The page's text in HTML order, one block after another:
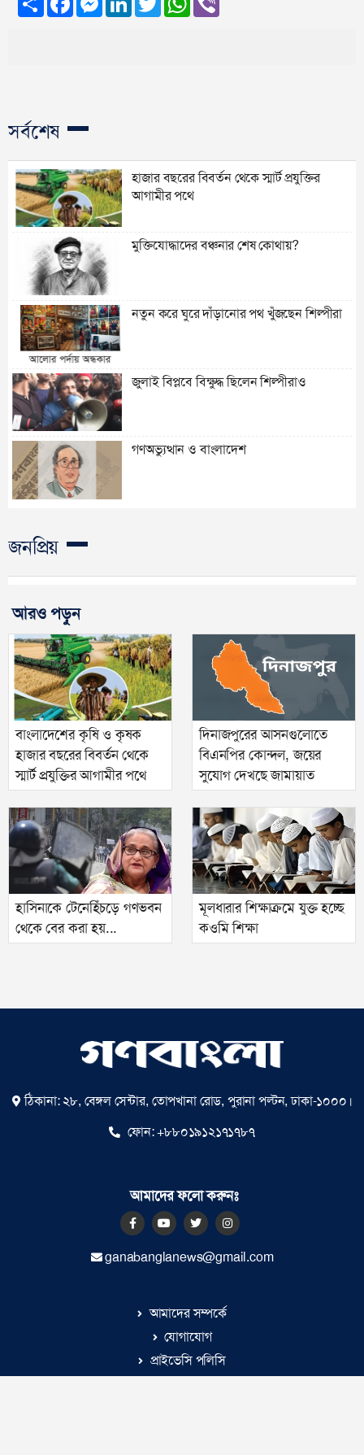
সর্বশেষ
হাজার বছরের বিবর্তন থেকে স্মার্ট প্রযুক্তির
আগামীর পথে
মুক্তিযোদ্ধাদের বঞ্চনার শেষ কোথায়?
নতুন করে ঘুরে দাঁড়ানোর পথ খুঁজছেন শিল্পীরা
জুলাই বিপ্লবে বিক্ষুদ্ধ ছিলেন শিল্পীরাও
গণঅভ্যুত্থান ও বাংলাদেশ
জনপ্রিয়
আরও পড়ুন
বাংলাদেশের কৃষি ও কৃষক
হাজার বছরের বিবর্তন থেকে
স্মার্ট প্রযুক্তির আগামীর পথে
দিনাজপুরের আসনগুলোতে
বিএনপির কোন্দল, জয়ের
সুযোগ দেখছে জামায়াত
হাসিনাকে টেনেহিঁচড়ে গণভবন
থেকে বের করা হয়...
মূলধারার শিক্ষাক্রমে যুক্ত হচ্ছে
কওমি শিক্ষা
ঠিকানা: ২৮, বেঙ্গল সেন্টার, তোপখানা রোড, পুরানা পল্টন, ঢাকা-১০০০।
ফোন:+৮৮০১৯১২১৭১৭৮৭
আমাদের ফলো করুনঃ
ganabanglanews@gmail.com
আমাদের সম্পর্কে
যোগাযোগ
প্রাইভেসি পলিসি